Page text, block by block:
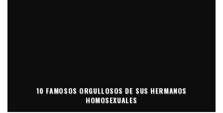
10 FAMOSOS ORGULLOSOS DE SUS HERMANOS
HOMOSEXUALES